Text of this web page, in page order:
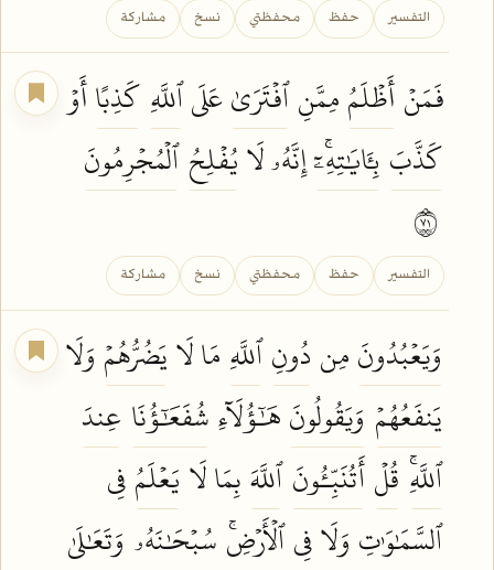
التفسير حفظ محفظتي نسخ مشاركة
فَمَنۡأَظۡلَمُمِمَّنِٱفۡتَرَىٰعَلَىٱللَّهِ كَذِبًاأَوۡ
كَذَّبَ بِـَٔايَٰتِهِۦٓۚإِنَّهُۥ لَايُفۡلِحُ ٱلۡمُجۡرِمُونَ
التفسير حفظ محفظتي نسخ مشاركة
وَيَعۡبُدُونَمِن دُونِٱللَّهِ مَا لَايَضُرُّهُمۡ وَلَا
يَنفَعُهُمۡ وَيَقُولُونَهَٰٓؤُلَآءِشُفَعَٰٓؤُنَا عِندَ
ٱللَّهِۚ قُلۡأَتُنَبِّـُٔونَ ٱللَّهَبِمَا لَا يَعۡلَمُفِي
ٱلسَّمَٰوَٰتِ وَلَا فِيٱلۡأَرۡضِۚ سُبۡحَٰنَهُۥ وَتَعَٰلَىٰ